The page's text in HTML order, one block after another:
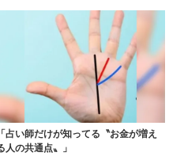
「占い師だけが知ってる〝お金が増え
人の共通点〟」